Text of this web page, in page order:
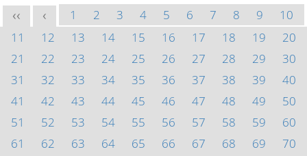
<< < 1 2 3 4 5 6 7 8 9
10
11
12 13 14 15 16 17 18 19
20
21
22 23 24 25 26 27 28 29
30
31
32 33 34 35 36 37 38 39
40
41
42 43 44 45 46 47 48 49
50
51
52 53 54 55 56 57 58 59
60
61
62 63 64 65 66 67 68 69
70